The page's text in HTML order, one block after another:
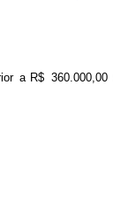
a R$ 360.000, 00